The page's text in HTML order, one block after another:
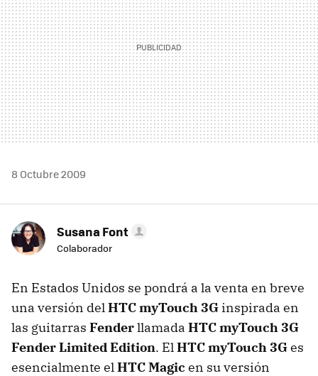
8 Octubre 2009
Susana Font
Colaborador
En Estados Unidos se pondrá a la venta en breve
una versión delHTCmyTouch 3G inspirada en
las guitarras Fenderllamada HTCmyTouch 3G
Fender Limited Edition. ElHTCmyTouch 3Ges
esencialmente elHTCMagic en su versión